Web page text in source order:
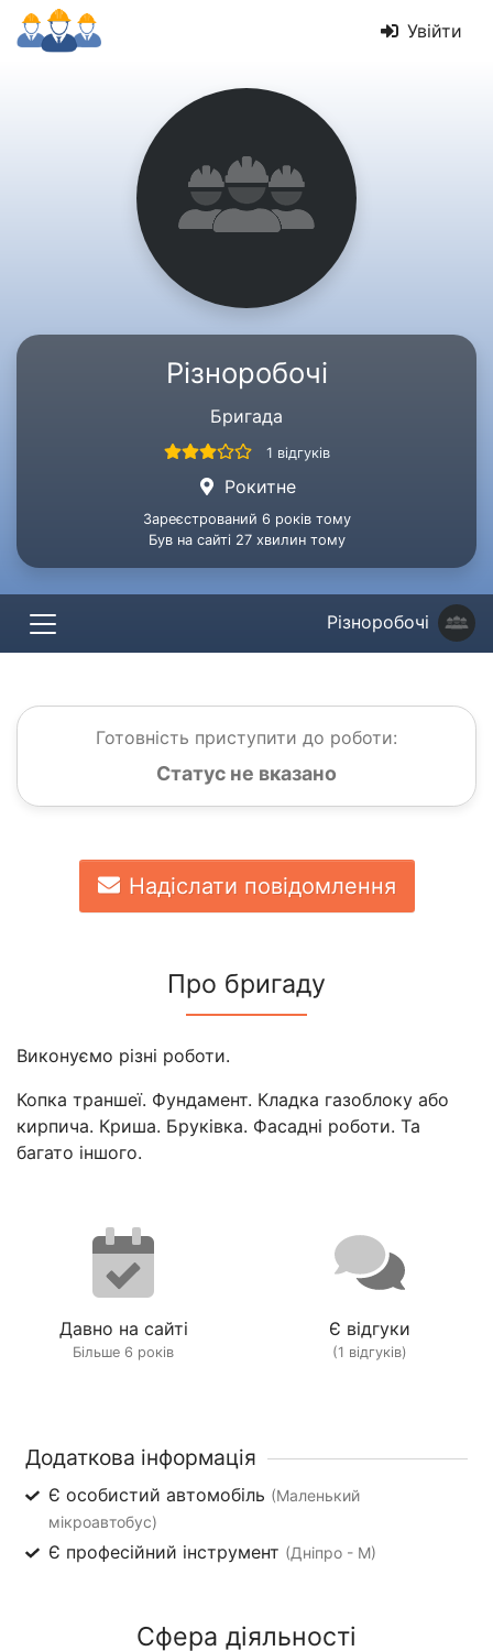
Увійти
Різноробочі
Бригада
1 відгуків
Рокитне
Зареєстрований 6 років тому
Був на сайті 27 хвилин тому
Різноробочі
Готовність приступити до роботи:
Статус не вказано
Надіслати повідомлення
Про бригаду
Виконуємо різні роботи.
Копка траншеї. Фундамент. Кладка газоблоку або
кирпича. Криша. Бруківка. Фасадні роботи. Та
багато іншого.
Давно на сайті
Більше 6 років
Є відгуки
(1 відгуків)
Додаткова інформація
Є особистий автомобіль (Маленький
мікроавтобус)
Є професійний інструмент (Дніпро - М)
Сфера діяльності